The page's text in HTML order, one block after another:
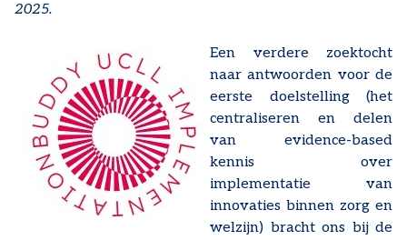
2025.
Een verdere zoektocht
naar antwoorden voor de
eerste doelstelling (het
centraliseren en delen
van evidence-based
kennis over
implementatie van
innovaties binnen zorg en
welzijn) bracht ons bij de